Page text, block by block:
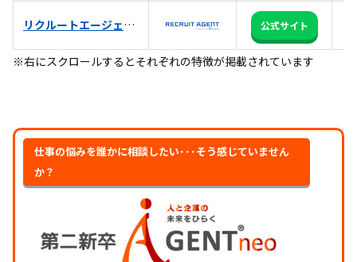
リクルートエージェント 公式サイト
※右にスクロールするとそれぞれの特徴が掲載されています
仕事の悩みを誰かに相談したい･･･そう感じていません
か？